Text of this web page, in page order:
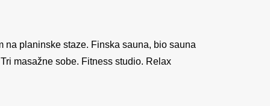
na planinske staze. Finska sauna, bio sauna
masažne sobe. Fitness studio. Relax